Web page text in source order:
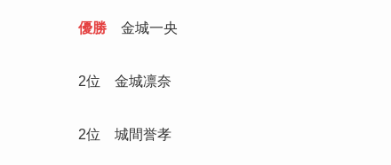
優勝 金城一央
2位 金城凛奈
2位 城間誉孝